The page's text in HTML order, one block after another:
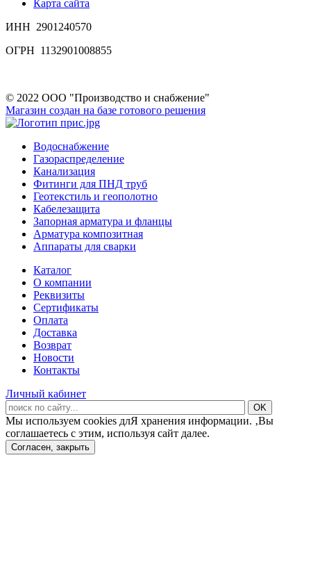
Карта сайта
ИНН 2901240570
ОГРН 1132901008855
© 2022 ООО "Производство и снабжение"
Магазин создан на базе готового решения
Водоснабжение
Газораспределение
Канализация
Фитинги для ПНД труб
Геотекстиль и геополотно
Кабелезащита
Запорная арматура и фланцы
Арматура композитная
Аппараты для сварки
Каталог
О компании
Реквизиты
Сертификаты
Оплата
Доставка
Возврат
Новости
Контакты
Личный кабинет
Мы используем cookies длЯ хранения информации. ‚Вы
соглашаетесь с этим, используя сайт далее.
Согласен, закрыть